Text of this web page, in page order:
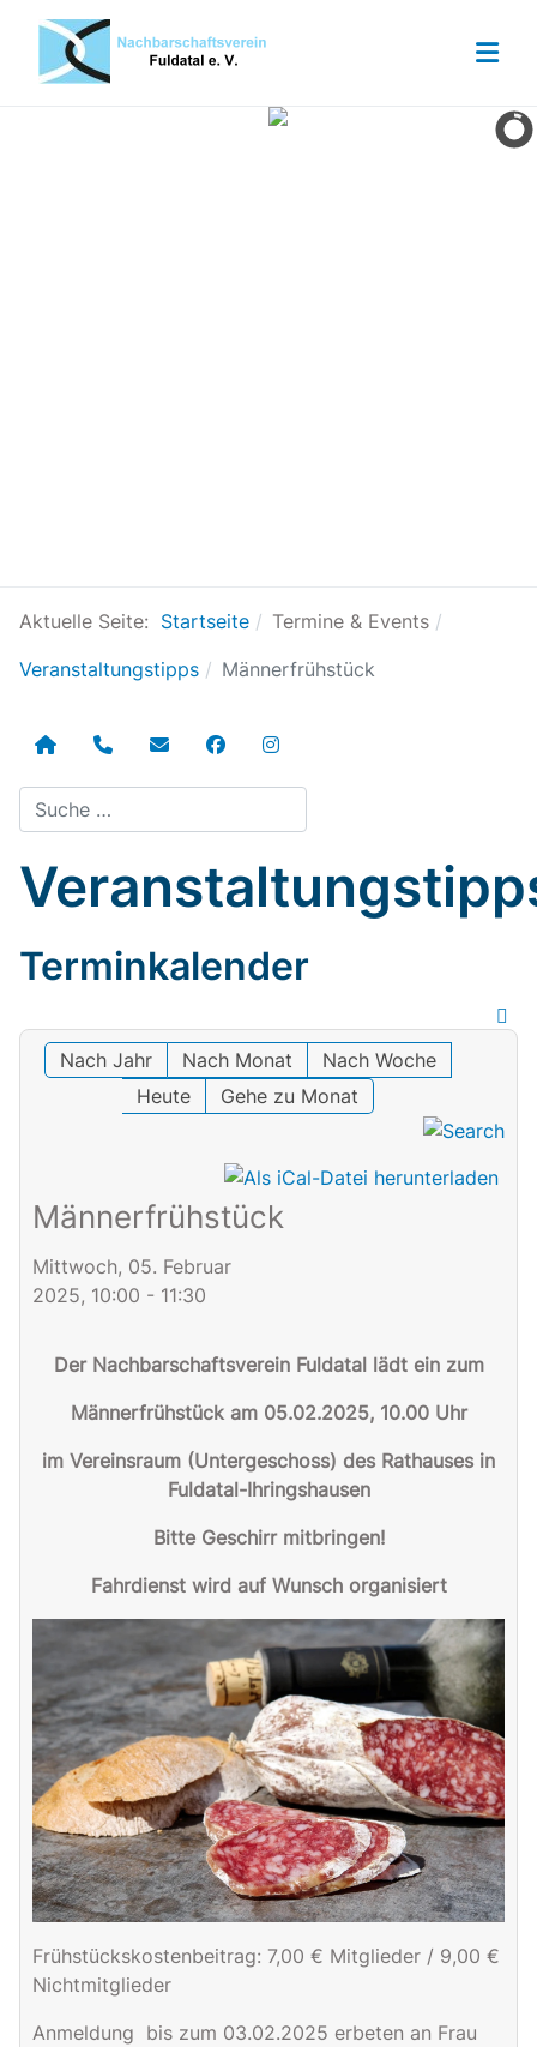
Besuch der Weidberghof-Käserei Jütte bei Fuldatal-Simmershausen
Aktuelle Seite: Startseite
Termine & Events
Veranstaltungstipps
Männerfrühstück
Suchen
Terminkalender
Nach Jahr Nach Monat
Nach Woche
Heute
Gehe zu Monat
Männerfrühstück
Mittwoch, 05. Februar
2025, 10:00 - 11:30
Der Nachbarschaftsverein Fuldatal lädt ein zum
Männerfrühstück am 05.02.2025, 10.00 Uhr
im Vereinsraum (Untergeschoss) des Rathauses in
Fuldatal-Ihringshausen
Bitte Geschirr mitbringen!
Fahrdienst wird auf Wunsch organisiert
Frühstückskostenbeitrag: 7,00 € Mitglieder / 9,00 €
Nichtmitglieder
Anmeldung bis zum 03.02.2025 erbeten an Frau